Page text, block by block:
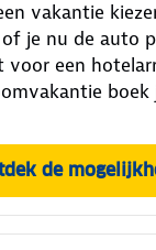
vakantie
je nu de auto
voor een
boek
de